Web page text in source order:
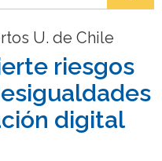
os
os
os
U. de Chile
riesgos
digital